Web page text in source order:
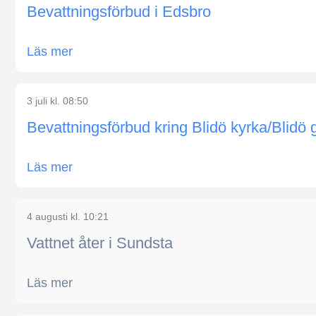
4 augusti kl. 10:21
Vattnet åter i Sundsta
Läs mer
Bevattningsförbud i Edsbro
Läs mer
3 juli kl. 08:50
Bevattningsförbud kring Blidö kyrka/Blidö
Läs mer